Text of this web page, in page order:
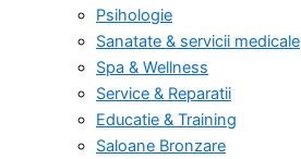
Psihologie
Sanatate & servicii medicale
Spa & Wellness
Service & Reparatii
Educatie & Training
Saloane Bronzare